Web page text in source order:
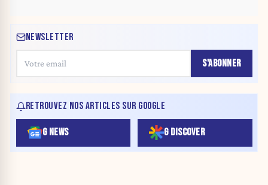
NEWSLETTER
S'ABONNER
RETROUVEZ NOS ARTICLES SUR GOOGLE
G NEWS G DISCOVER